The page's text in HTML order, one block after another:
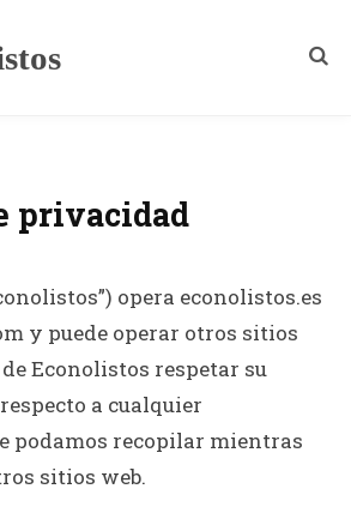
privacidad
opera econolistos.es
y puede operar otros sitios
Econolistos respetar su
a cualquier
podamos recopilar mientras
sitios web.